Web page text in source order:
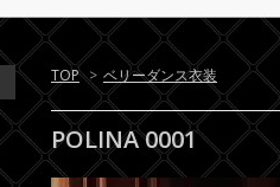
TOP > ベリーダンス衣装
POLINA 0001